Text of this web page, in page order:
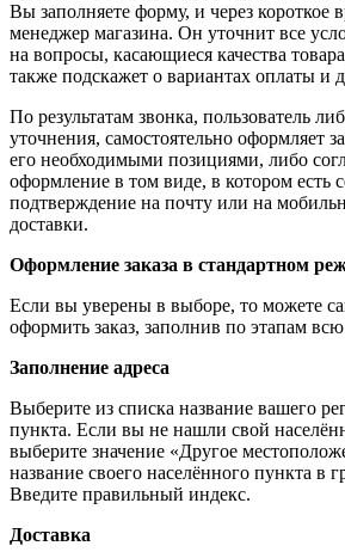
Вы заполняете форму, и через короткое
менеджер магазина. Он уточнит все
на вопросы, касающиеся качества
также подскажет о вариантах оплаты и
По результатам звонка, пользователь
уточнения, самостоятельно оформляет
его необходимыми позициями, либо
оформление в том виде, в котором есть
подтверждение на почту или на
доставки.
Оформление заказа в стандартном
Если вы уверены в выборе, то можете
оформить заказ, заполнив по этапам
Заполнение адреса
Выберите из списка название вашего
пункта. Если вы не нашли свой
выберите значение «Другое
название своего населённого пункта в
Введите правильный индекс.
Доставка